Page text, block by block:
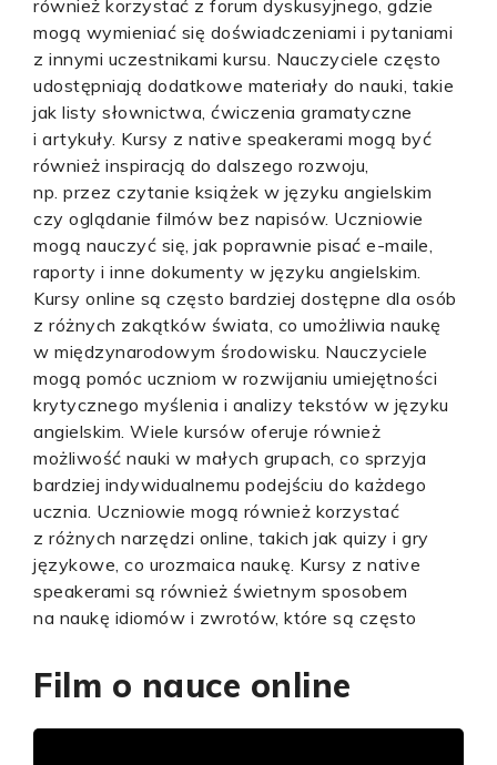
również korzystać z forum dyskusyjnego, gdzie
mogą wymieniać się doświadczeniami i pytaniami
z innymi uczestnikami kursu. Nauczyciele często
udostępniają dodatkowe materiały do nauki, takie
jak listy słownictwa, ćwiczenia gramatyczne
i artykuły. Kursy z native speakerami mogą być
również inspiracją do dalszego rozwoju,
np. przez czytanie książek w języku angielskim
czy oglądanie filmów bez napisów. Uczniowie
mogą nauczyć się, jak poprawnie pisać e-maile,
raporty i inne dokumenty w języku angielskim.
Kursy online są często bardziej dostępne dla osób
z różnych zakątków świata, co umożliwia naukę
w międzynarodowym środowisku. Nauczyciele
mogą pomóc uczniom w rozwijaniu umiejętności
krytycznego myślenia i analizy tekstów w języku
angielskim. Wiele kursów oferuje również
możliwość nauki w małych grupach, co sprzyja
bardziej indywidualnemu podejściu do każdego
ucznia. Uczniowie mogą również korzystać
z różnych narzędzi online, takich jak quizy i gry
językowe, co urozmaica naukę. Kursy z native
speakerami są również świetnym sposobem
na naukę idiomów i zwrotów, które są często
Film o nauce online